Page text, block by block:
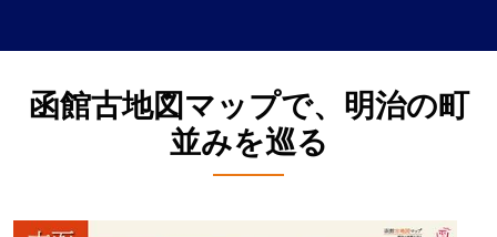
函館古地図マップで、明治の町
並みを巡る